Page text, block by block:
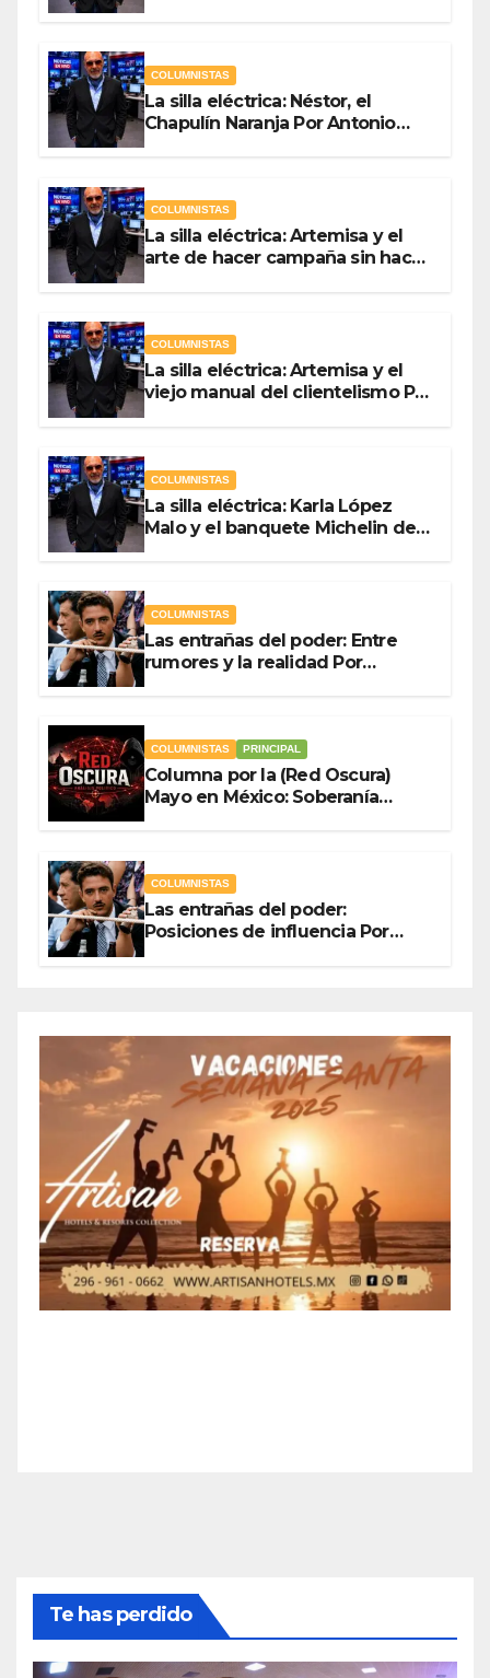
COLUMNISTAS
La silla eléctrica: Néstor, el
Chapulín Naranja Por Antonio
COLUMNISTAS
La silla eléctrica: Artemisa y el
arte de hacer campaña sin hacer
COLUMNISTAS
La silla eléctrica: Artemisa y el
viejo manual del clientelismo Por
COLUMNISTAS
La silla eléctrica: Karla López
Malo y el banquete Michelin del
COLUMNISTAS
Las entrañas del poder: Entre
rumores y la realidad Por
COLUMNISTAS PRINCIPAL
Columna por la (Red Oscura)
Mayo en México: Soberanía
COLUMNISTAS
Las entrañas del poder:
Posiciones de influencia Por
Te has perdido